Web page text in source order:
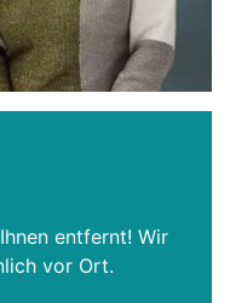
entfernt! Wir
vor Ort.